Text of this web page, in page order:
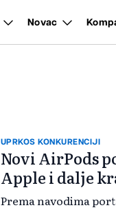
Novac
UPRKOS KONKURENCIJI
Novi AirPods
Apple i dalje
Prema navodima